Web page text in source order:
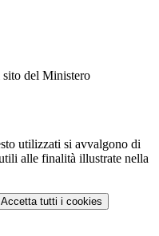
sito del Ministero
utilizzati si avvalgono di
alle finalità illustrate nella
Accetta tutti i cookies